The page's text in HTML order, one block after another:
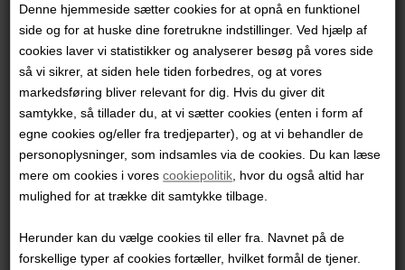
Denne hjemmeside sætter cookies for at opnå en funktionel
side og for at huske dine foretrukne indstillinger. Ved hjælp af
cookies laver vi statistikker og analyserer besøg på vores side
så vi sikrer, at siden hele tiden forbedres, og at vores
markedsføring bliver relevant for dig. Hvis du giver dit
samtykke, så tillader du, at vi sætter cookies (enten i form af
egne cookies og/eller fra tredjeparter), og at vi behandler de
personoplysninger, som indsamles via de cookies. Du kan læse
mere om cookies i vorescookiepolitik , hvor du også altid har
mulighed for at trække dit samtykke tilbage.
Herunder kan du vælge cookies til eller fra. Navnet på de
forskellige typer af cookies fortæller, hvilket formål de tjener.
Kirsten Kruchow
9.500,00 DKK
Kirsten Kruchow
13.000,00 DKK
Kirsten Kruchow Kirsten Kruchow